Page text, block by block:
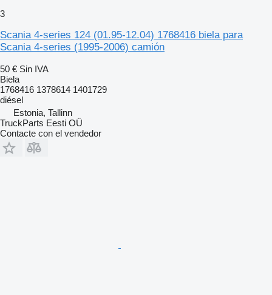
3
Scania 4-series 124 (01.95-12.04) 1768416 biela para
Scania 4-series (1995-2006) camión
50 € Sin IVA
Biela
1768416 1378614 1401729
diésel
Estonia, Tallinn
TruckParts Eesti OÜ
Contacte con el vendedor